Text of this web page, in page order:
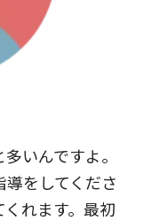
いんですよ。
をしてくださ
れます。最初